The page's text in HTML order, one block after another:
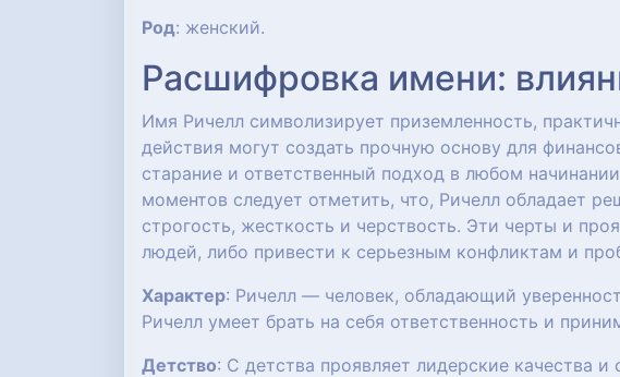
Род: женский.
Расшифровка имени:
Имя Ричелл символизирует приземленность,
действия могут создать прочную основу для
старание и ответственный подход в любом
моментов следует отметить, что, Ричелл обладает
строгость, жесткость и черствость. Эти черты и
людей, либо привести к серьезным конфликтам и
Характер: Ричелл — человек, обладающий
Ричелл умеет брать на себя ответственность и
Детство: С детства проявляет лидерские качества